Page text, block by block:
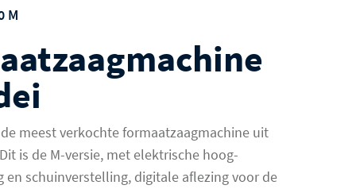
M
de meest verkochte formaatzaagmachine uit
is de M-versie, met elektrische hoog-
en schuinverstelling, digitale aflezing voor de